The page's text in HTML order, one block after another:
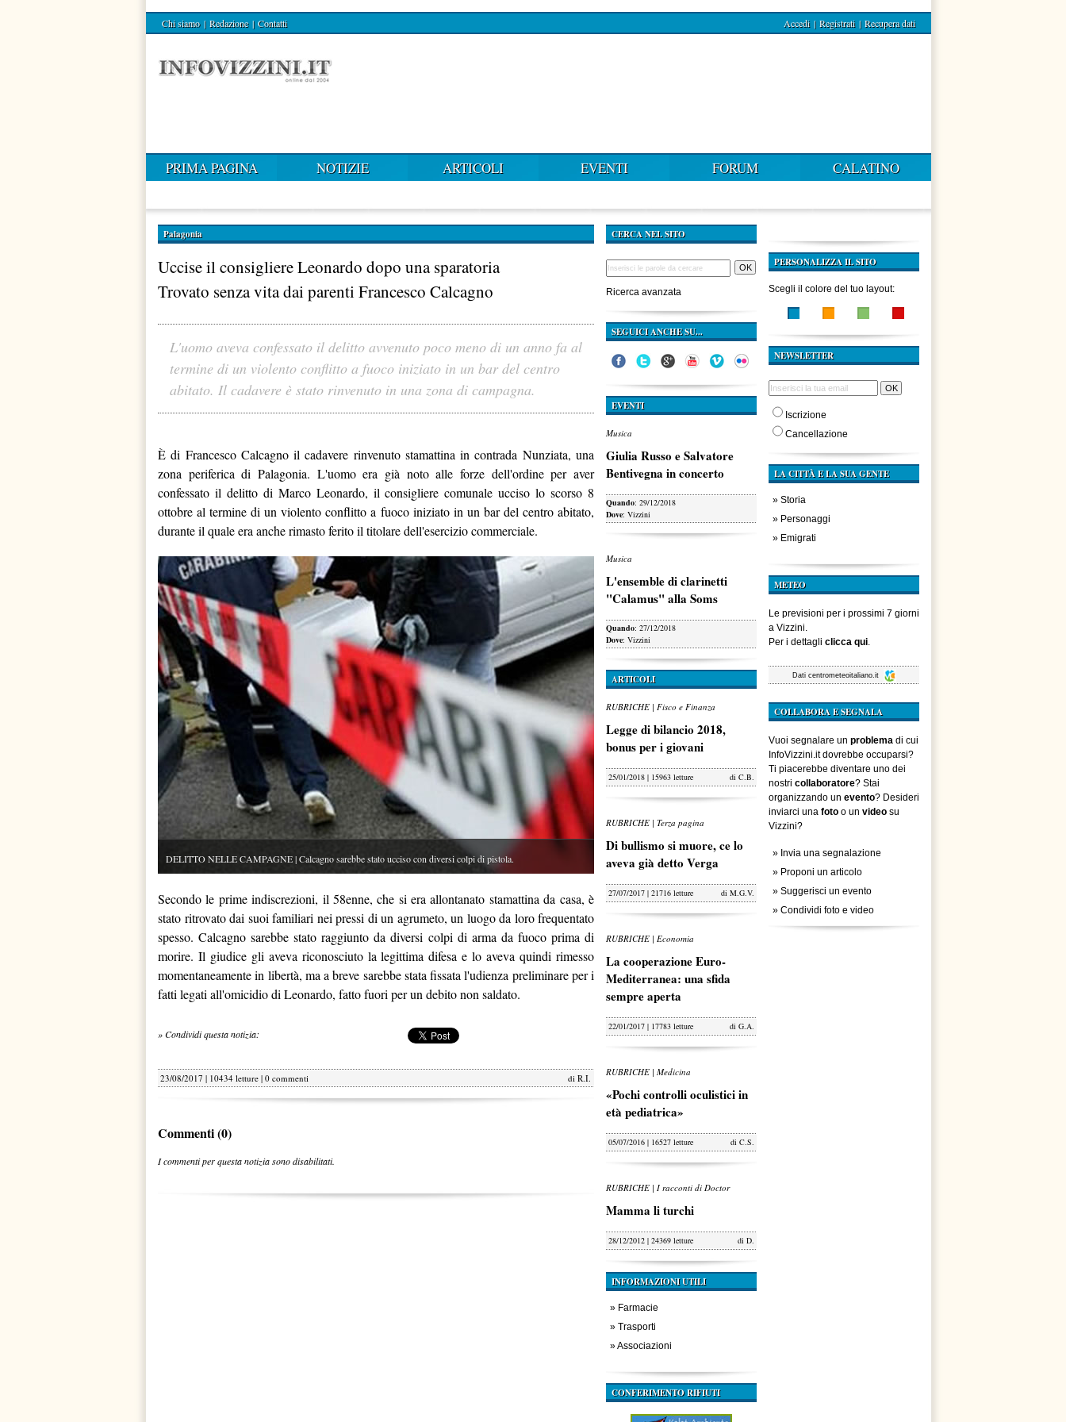
Chi siamo | Redazione | Contatti Accedi | Registrati | Recupera dati
PRIMA PAGINA NOTIZIE ARTICOLI EVENTI FORUM CALATINO
Palagonia
Uccise il consigliere Leonardo dopo una sparatoria
Trovato senza vita dai parenti Francesco Calcagno
L'uomo aveva confessato il delitto avvenuto poco meno di un anno fa al
termine di un violento conflitto a fuoco iniziato in un bar del centro
abitato. Il cadavere è stato rinvenuto in una zona di campagna.
È di Francesco Calcagno il cadavere rinvenuto stamattina in contrada Nunziata, una
zona periferica di Palagonia. L'uomo era già noto alle forze dell'ordine per aver
confessato il delitto di Marco Leonardo, il consigliere comunale ucciso lo scorso 8
ottobre al termine di un violento conflitto a fuoco iniziato in un bar del centro abitato,
durante il quale era anche rimasto ferito il titolare dell'esercizio commerciale.
DELITTO NELLE CAMPAGNE | Calcagno sarebbe stato ucciso con diversi colpi di pistola.
Secondo le prime indiscrezioni, il 58enne, che si era allontanato stamattina da casa, è
stato ritrovato dai suoi familiari nei pressi di un agrumeto, un luogo da loro frequentato
spesso. Calcagno sarebbe stato raggiunto da diversi colpi di arma da fuoco prima di
morire. Il giudice gli aveva riconosciuto la legittima difesa e lo aveva quindi rimesso
momentaneamente in libertà, ma a breve sarebbe stata fissata l'udienza preliminare per i
fatti legati all'omicidio di Leonardo, fatto fuori per un debito non saldato.
» Condividi questa notizia:
23/08/2017 | 10434 letture | 0 commenti di R.I.
Commenti (0)
I commenti per questa notizia sono disabilitati.
CERCA NEL SITO
Ricerca avanzata
SEGUICI ANCHE SU...
EVENTI
Musica
Giulia Russo e Salvatore
Bentivegna in concerto
Quando: 29/12/2018
Dove: Vizzini
Musica
L'ensemble di clarinetti
"Calamus" alla Soms
Quando: 27/12/2018
Dove: Vizzini
ARTICOLI
RUBRICHE | Fisco e Finanza
Legge di bilancio 2018,
bonus per i giovani
25/01/2018 | 15963 letture di C.B.
RUBRICHE | Terza pagina
Di bullismo si muore, ce lo
aveva già detto Verga
27/07/2017 | 21716 letture di M.G.V.
RUBRICHE | Economia
La cooperazione Euro-
Mediterranea: una sfida
sempre aperta
22/01/2017 | 17783 letture di G.A.
RUBRICHE | Medicina
«Pochi controlli oculistici in
età pediatrica»
05/07/2016 | 16527 letture di C.S.
RUBRICHE | I racconti di Doctor
Mamma li turchi
28/12/2012 | 24369 letture di D.
INFORMAZIONI UTILI
» Farmacie
» Trasporti
»Associazioni
CONFERIMENTO RIFIUTI
PERSONALIZZA IL SITO
Scegli il colore del tuo layout:
NEWSLETTER
Iscrizione
Cancellazione
LA CITTÀ E LA SUA GENTE
» Storia
» Personaggi
» Emigrati
METEO
Le previsioni per i prossimi 7 giorni
a Vizzini.
Per i dettagli clicca qui.
Dati centrometeoitaliano.it
COLLABORA E SEGNALA
Vuoi segnalare un problema di cui
InfoVizzini.it dovrebbe occuparsi?
Ti piacerebbe diventare uno dei
nostri collaboratore? Stai
organizzando un evento? Desideri
inviarci una foto o un video su
Vizzini?
» Invia una segnalazione
» Proponi un articolo
» Suggerisci un evento
» Condividi foto e video